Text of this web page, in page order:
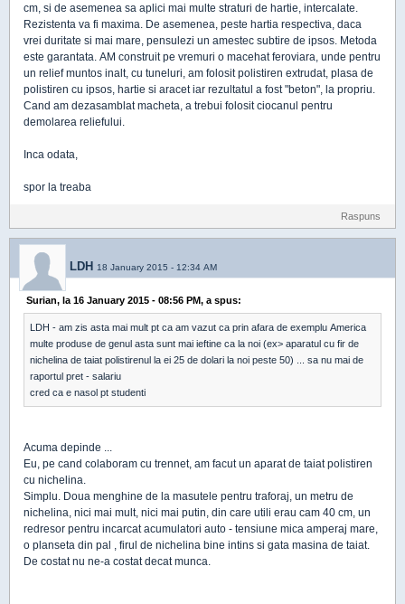
cm, si de asemenea sa aplici mai multe straturi de hartie, intercalate.
Rezistenta va fi maxima. De asemenea, peste hartia respectiva, daca
vrei duritate si mai mare, pensulezi un amestec subtire de ipsos. Metoda
este garantata. AM construit pe vremuri o macehat feroviara, unde pentru
un relief muntos inalt, cu tuneluri, am folosit polistiren extrudat, plasa de
polistiren cu ipsos, hartie si aracet iar rezultatul a fost "beton", la propriu.
Cand am dezasamblat macheta, a trebui folosit ciocanul pentru
demolarea reliefului.
Inca odata,
spor la treaba
Raspuns
LDH 18 January 2015 - 12:34 AM
Surian, la 16 January 2015 - 08:56 PM, a spus:
LDH - am zis asta mai mult pt ca am vazut ca prin afara de exemplu America
multe produse de genul asta sunt mai ieftine ca la noi (ex> aparatul cu fir de
nichelina de taiat polistirenul la ei 25 de dolari la noi peste 50) ... sa nu mai de
raportul pret - salariu
cred ca e nasol pt studenti
Acuma depinde ...
Eu, pe cand colaboram cu trennet, am facut un aparat de taiat polistiren
cu nichelina.
Simplu. Doua menghine de la masutele pentru traforaj, un metru de
nichelina, nici mai mult, nici mai putin, din care utili erau cam 40 cm, un
redresor pentru incarcat acumulatori auto - tensiune mica amperaj mare,
o planseta din pal , firul de nichelina bine intins si gata masina de taiat.
De costat nu ne-a costat decat munca.